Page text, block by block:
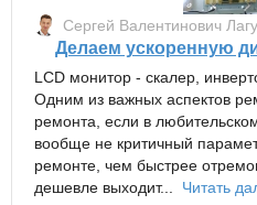
Сергей Валентинович
Делаем ускоренную
LCD монитор - скалер,
Одним из важных аспектов
ремонта, если в
вообще не критичный
ремонте, чем быстрее
дешевле выходит... Читать